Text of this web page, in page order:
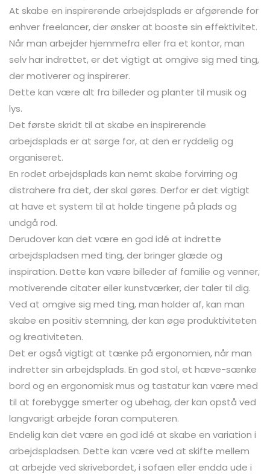
At skabe en inspirerende arbejdsplads er afgørende for
enhver freelancer, der ønsker at booste sin effektivitet.
Når man arbejder hjemmefra eller fra et kontor, man
selv har indrettet, er det vigtigt at omgive sig med ting,
der motiverer og inspirerer.
Dette kan være alt fra billeder og planter til musik og
lys.
Det første skridt til at skabe en inspirerende
arbejdsplads er at sørge for, at den er ryddelig og
organiseret.
En rodet arbejdsplads kan nemt skabe forvirring og
distrahere fra det, der skal gøres. Derfor er det vigtigt
at have et system til at holde tingene på plads og
undgå rod.
Derudover kan det være en god idé at indrette
arbejdspladsen med ting, der bringer glæde og
inspiration. Dette kan være billeder af familie og venner,
motiverende citater eller kunstværker, der taler til dig.
Ved at omgive sig med ting, man holder af, kan man
skabe en positiv stemning, der kan øge produktiviteten
og kreativiteten.
Det er også vigtigt at tænke på ergonomien, når man
indretter sin arbejdsplads. En god stol, et hæve-sænke
bord og en ergonomisk mus og tastatur kan være med
til at forebygge smerter og ubehag, der kan opstå ved
langvarigt arbejde foran computeren.
Endelig kan det være en god idé at skabe en variation i
arbejdspladsen. Dette kan være ved at skifte mellem
at arbejde ved skrivebordet, i sofaen eller endda ude i